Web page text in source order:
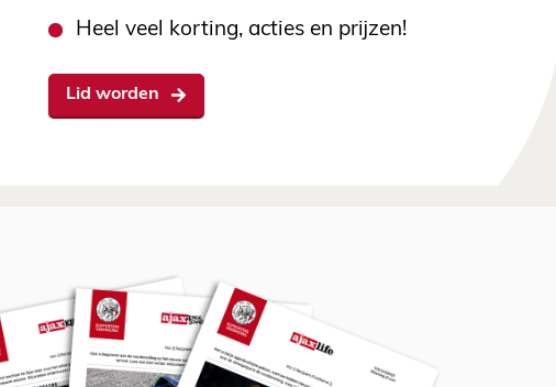
Heel veel korting, acties en prijzen!
Lid worden